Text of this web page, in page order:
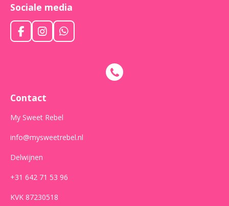
Sociale media
F
a
k
I
n
r
a
m
W
h
Contact
My Sweet Rebel
info@mysweetrebel.nl
Delwijnen
+31 642 71 53 96
KVK 87230518